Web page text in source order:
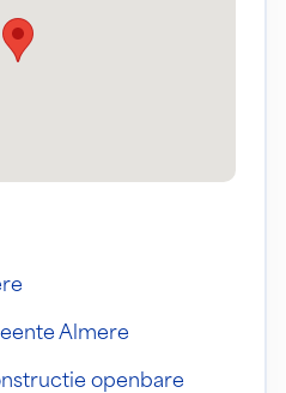
Almere
openbare